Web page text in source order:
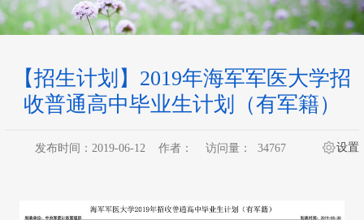
【招生计划】2019年海军军医大学招
收普通高中毕业生计划（有军籍）
发布时间：2019-06-12 作者： 访问量： 34767 设置